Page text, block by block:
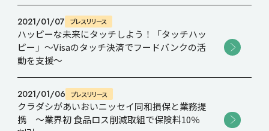
News
Recruit
Contact
2021/01/07 プレスリリース
ハッピーな未来にタッチしよう！「タッチハッ
ピー」～Visaのタッチ決済でフードバンクの活
動を支援～
2021/01/06 プレスリリース
クラダシがあいおいニッセイ同和損保と業務提
携 ～業界初 食品ロス削減取組で保険料10％